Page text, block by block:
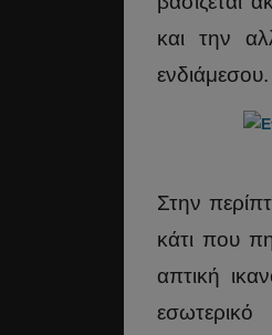
και την
ενδιάμεσου.
Στην
κάτι που
απτική